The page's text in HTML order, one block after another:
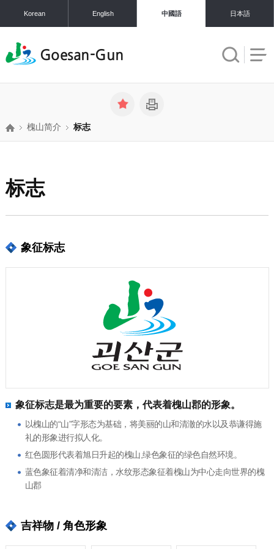
Korean English 中國語 日本語
Goesan-Gun
标志
槐山简介 标志
象征标志
象征标志是最为重要的要素，代表着槐山郡的形象。
以槐山的“山”字形态为基础，将美丽的山和清澈的水以及恭谦得施
礼的形象进行拟人化。
红色圆形代表着旭日升起的槐山,绿色象征的绿色自然环境。
蓝色象征着清净和清洁，水纹形态象征着槐山为中心走向世界的槐
山郡
吉祥物 / 角色形象